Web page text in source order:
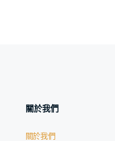
關於我們
關於我們